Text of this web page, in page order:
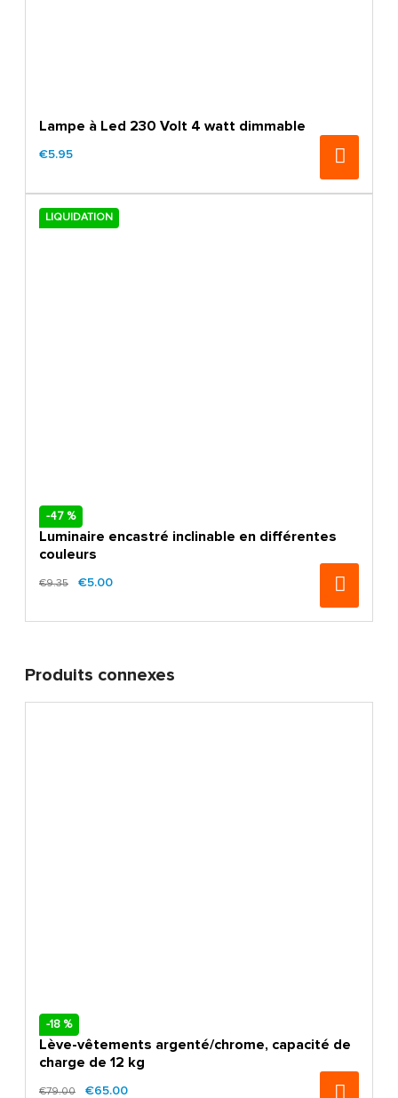
Lampe à Led 230 Volt 4 watt dimmable
€5.95
LIQUIDATION
-47 %
Luminaire encastré inclinable en différentes
couleurs
€9.35 €5.00
Produits connexes
-18 %
Lève-vêtements argenté/chrome, capacité de
charge de 12 kg
€79.00 €65.00